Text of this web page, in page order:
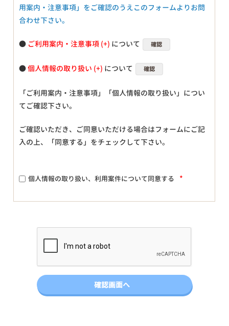
用案内・注意事項」をご確認のうえこのフォームよりお問
合わせ下さい。
● ご利用案内・注意事項 について 確認
●個人情報の取り扱い について 確認
「ご利用案内・注意事項」「個人情報の取り扱い」につい
てご確認下さい。
ご確認いただき、ご同意いただける場合はフォームにご記
入の上、「同意する」をチェックして下さい。
個人情報の取り扱い、利用案件について同意する *